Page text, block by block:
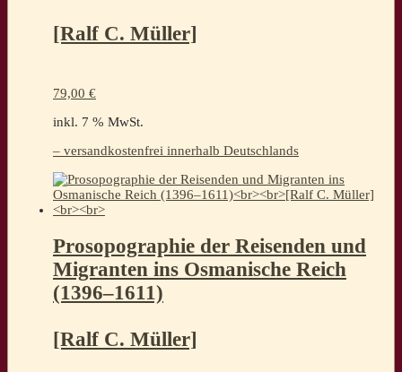
[Ralf C. Müller]
79,00 €
inkl. 7 % MwSt.
– versandkostenfrei innerhalb Deutschlands
Prosopographie der Reisenden und
Migranten ins Osmanische Reich
(1396–1611)
[Ralf C. Müller]